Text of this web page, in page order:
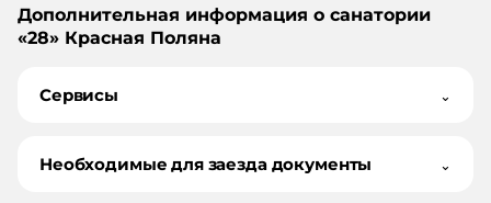
Дополнительная информация о санатории
«28» Красная Поляна
Сервисы ⌄
Необходимые для заезда документы ⌄